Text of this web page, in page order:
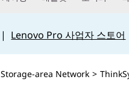
| Lenovo Pro 사업자 스토어
Storage-area Network >